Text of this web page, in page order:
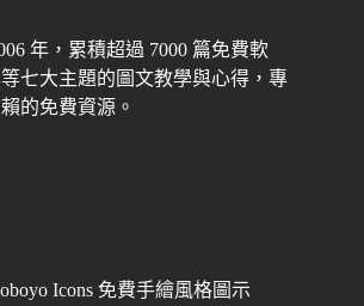
年，累積超過 7000 篇免費軟
七大主題的圖文教學與心得，專
的免費資源。
Icons 免費手繪風格圖示